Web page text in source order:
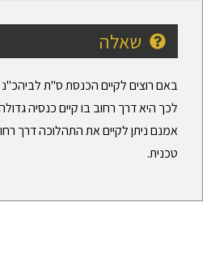
שאלה
באם רוצים לקיים הכנסת ס"ת
לכך היא דרך רחוב בו קיים כנסיה
אמנם ניתן לקיים את התהלוכה דרך
טכנית.